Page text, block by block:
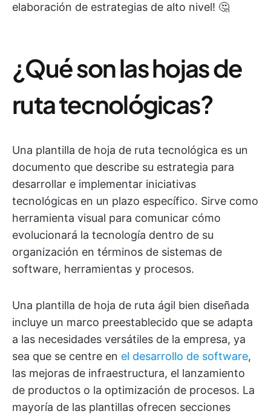
elaboración de estrategias de alto nivel! 🤔
¿Qué son las hojas de
ruta tecnológicas?
Una plantilla de hoja de ruta tecnológica es un
documento que describe su estrategia para
desarrollar e implementar iniciativas
tecnológicas en un plazo específico. Sirve como
herramienta visual para comunicar cómo
evolucionará la tecnología dentro de su
organización en términos de sistemas de
software, herramientas y procesos.
Una plantilla de hoja de ruta ágil bien diseñada
incluye un marco preestablecido que se adapta
a las necesidades versátiles de la empresa, ya
sea que se centre en el desarrollo de software,
las mejoras de infraestructura, el lanzamiento
de productos o la optimización de procesos. La
mayoría de las plantillas ofrecen secciones